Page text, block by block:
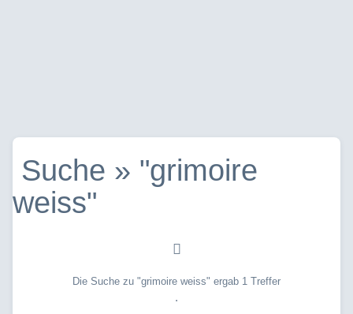
Suche » "grimoire
weiss"
Die Suche zu "grimoire weiss" ergab 1 Treffer
.